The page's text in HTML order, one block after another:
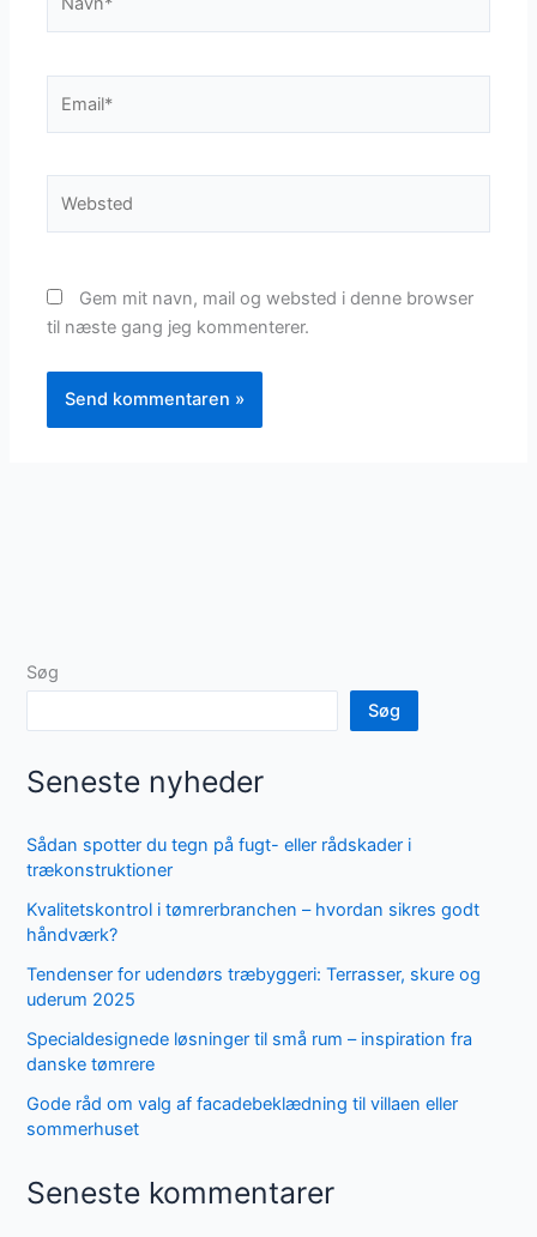
Gem mit navn, mail og websted i denne browser
til næste gang jeg kommenterer.
Søg
Søg
Seneste nyheder
Sådan spotter du tegn på fugt- eller rådskader i
trækonstruktioner
Kvalitetskontrol i tømrerbranchen – hvordan sikres godt
håndværk?
Tendenser for udendørs træbyggeri: Terrasser, skure og
uderum 2025
Specialdesignede løsninger til små rum – inspiration fra
danske tømrere
Gode råd om valg af facadebeklædning til villaen eller
sommerhuset
Seneste kommentarer